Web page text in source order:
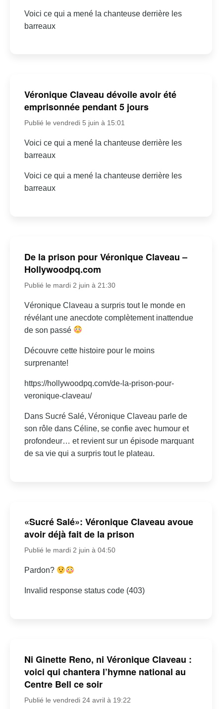
Voici ce qui a mené la chanteuse derrière les
barreaux
Véronique Claveau dévoile avoir été
emprisonnée pendant 5 jours
Publié le vendredi 5 juin à 15:01
Voici ce qui a mené la chanteuse derrière les
barreaux
Voici ce qui a mené la chanteuse derrière les
barreaux
De la prison pour Véronique Claveau –
Hollywoodpq.com
Publié le mardi 2 juin à 21:30
Véronique Claveau a surpris tout le monde en
révélant une anecdote complètement inattendue
de son passé
Découvre cette histoire pour le moins
surprenante!
https://hollywoodpq.com/de-la-prison-pour-
veronique-claveau/
Dans Sucré Salé, Véronique Claveau parle de
son rôle dans Céline, se confie avec humour et
profondeur… et revient sur un épisode marquant
de sa vie qui a surpris tout le plateau.
«Sucré Salé»: Véronique Claveau avoue
avoir déjà fait de la prison
Publié le mardi 2 juin à 04:50
Pardon?
Invalid response status code (403)
Ni Ginette Reno, ni Véronique Claveau :
voici qui chantera l’hymne national au
Centre Bell ce soir
Publié le vendredi 24 avril à 19:22